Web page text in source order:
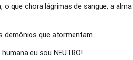
o que chora lágrimas de sangue, a
demônios que atormentam…
eu sou NEUTRO!